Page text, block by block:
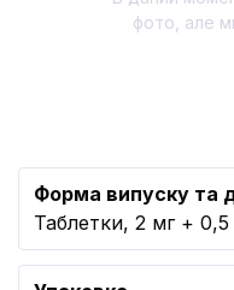
фото, але
Форма випуску та
Таблетки, 2 мг + 0,5